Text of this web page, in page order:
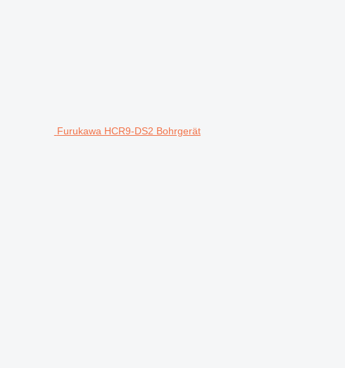
Furukawa HCR9-DS2 Bohrgerät